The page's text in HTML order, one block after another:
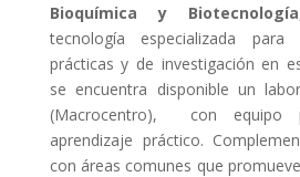
Bioquímica y Biotecnología
tecnología especializada para
prácticas y de investigación en
se encuentra disponible un
(Macrocentro), con equipo
aprendizaje práctico.
con áreas comunes que